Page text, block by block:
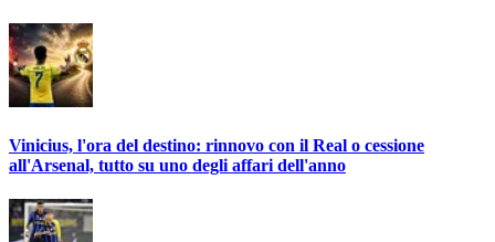
Vinicius, l'ora del destino: rinnovo con il Real o cessione
all'Arsenal, tutto su uno degli affari dell'anno